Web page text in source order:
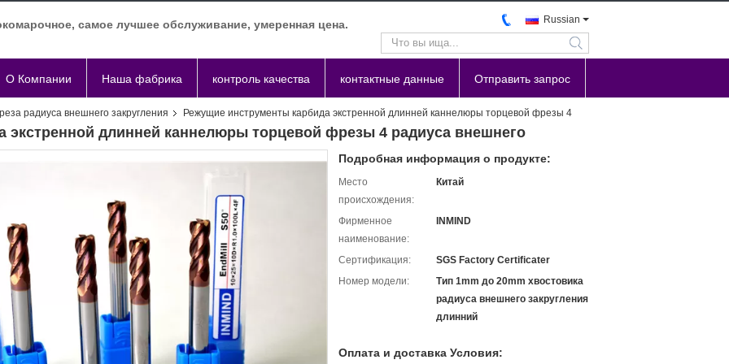
самое лучшее обслуживание, умеренная цена. Russian
search
О Компании Наша фабрика контроль качества контактные данные Отправить запрос
радиуса внешнего закругления
Режущие инструменты карбида экстренной длинней каннелюры торцевой фрезы 4
экстренной длинней каннелюры торцевой фрезы 4 радиуса внешнего
Подробная информация о продукте:
Место
происхождения:
Китай
Фирменное
наименование:
INMIND
Сертификация:
SGS Factory Certificater
Номер модели:
Тип 1mm до 20mm хвостовика
радиуса внешнего закругления
длинний
Оплата и доставка Условия: